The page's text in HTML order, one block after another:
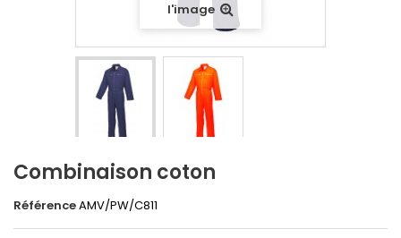
l'image
Combinaison coton
RéférenceAMV/PW/C811